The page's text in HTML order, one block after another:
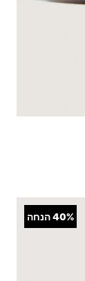
40%הנחה